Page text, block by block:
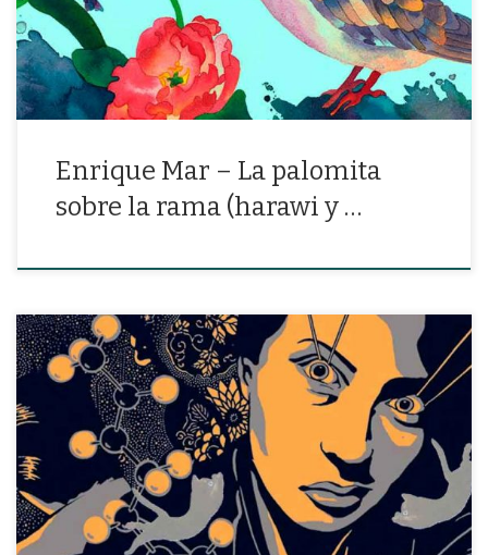
Enrique Mar – La palomita
sobre la rama (harawi y …
“Ignora los sueños de aguaymanto y los libros de insomnio y
la menguante sonrisa y los gatos»